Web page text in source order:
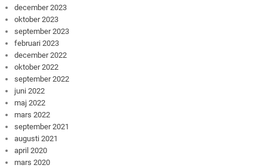
december 2023
oktober 2023
september 2023
februari 2023
december 2022
oktober 2022
september 2022
juni 2022
maj 2022
mars 2022
september 2021
augusti 2021
april 2020
mars 2020